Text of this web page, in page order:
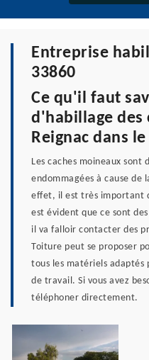
Entreprise
33860
Ce qu'il faut
d'habillage des
Reignac dans
Les caches moineaux
endommagées à cause de
effet, il est très important
est évident que ce sont
il va falloir contacter des
Toiture peut se proposer
tous les matériels
de travail. Si vous avez
téléphoner directement.